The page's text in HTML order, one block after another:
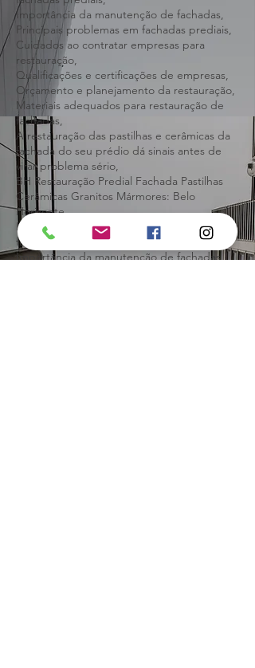
Introdução ao tema da restauração de
fachadas prediais,
Importância da manutenção de fachadas,
Principais problemas em fachadas prediais,
Cuidados ao contratar empresas para
restauração,
Qualificações e certificações de empresas,
Orçamento e planejamento da restauração,
Materiais adequados para restauração de
fachadas,
A restauração das pastilhas e cerâmicas da
fachada do seu prédio dá sinais antes de
virar problema sério,
BH Restauração Predial Fachada Pastilhas
Cerâmicas Granitos Mármores: Belo
Horizonte.
Introdução ao tema da restauração de